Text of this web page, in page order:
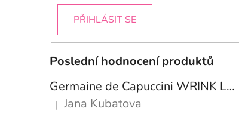
PŘIHLÁSIT SE
Poslední hodnocení produktů
Germaine de Capuccini WRINK LESS PRO-COLLAGEN Prokolagenové sérum proti vráskám 50 ml
Hodnocení produktu je 5 z 5 hvězdiček.
| Jana Kubatova